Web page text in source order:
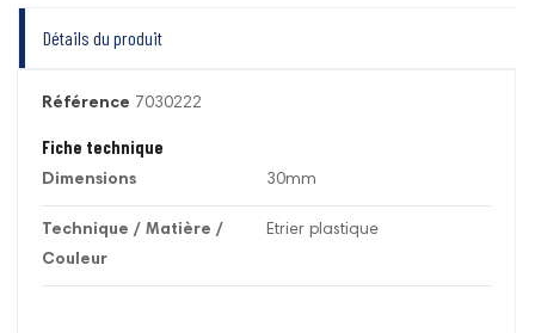
Détails du produit
Référence 7030222
Fiche technique
Dimensions 30mm
Technique / Matière /
Couleur
Etrier plastique